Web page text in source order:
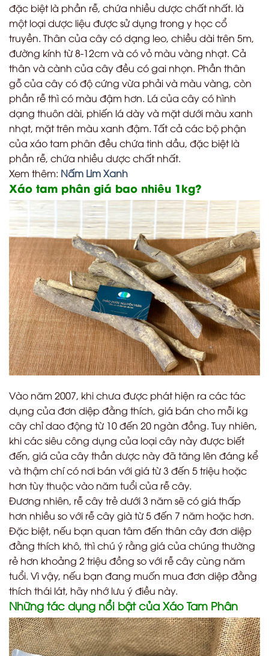
đặc biệt là phần rễ, chứa nhiều dược chất nhất. là
một loại dược liệu được sử dụng trong y học cổ
truyền. Thân của cây có dạng leo, chiều dài trên 5m,
đường kính từ 8-12cm và có vỏ màu vàng nhạt. Cả
thân và cành của cây đều có gai nhọn. Phần thân
gỗ của cây có độ cứng vừa phải và màu vàng, còn
phần rễ thì có màu đậm hơn. Lá của cây có hình
dạng thuôn dài, phiến lá dày và mặt dưới màu xanh
nhạt, mặt trên màu xanh đậm. Tất cả các bộ phận
của xáo tam phân đều chứa tinh dầu, đặc biệt là
phần rễ, chứa nhiều dược chất nhất.
Xem thêm: Nấm Lim Xanh
Xáo tam phân giá bao nhiêu 1kg?
Vào năm 2007, khi chưa được phát hiện ra các tác
dụng của đơn diệp đằng thích, giá bán cho mỗi kg
cây chỉ dao động từ 10 đến 20 ngàn đồng. Tuy nhiên,
khi các siêu công dụng của loại cây này được biết
đến, giá của cây thần dược này đã tăng lên đáng kể
và thậm chí có nơi bán với giá từ 3 đến 5 triệu hoặc
hơn tùy thuộc vào năm tuổi của rễ cây.
Đương nhiên, rễ cây trẻ dưới 3 năm sẽ có giá thấp
hơn nhiều so với rễ cây già từ 5 đến 7 năm hoặc hơn.
Đặc biệt, nếu bạn quan tâm đến thân cây đơn diệp
đằng thích khô, thì chú ý rằng giá của chúng thường
rẻ hơn khoảng 2 triệu đồng so với rễ cây cùng năm
tuổi. Vì vậy, nếu bạn đang muốn mua đơn diệp đằng
thích thái lát, hãy nhớ lưu ý điều này.
Những tác dụng nổi bật của Xáo Tam Phân